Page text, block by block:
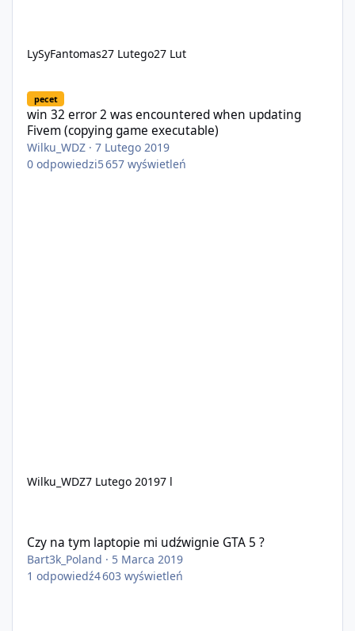
LySyFantomas27 Lutego27 Lut
pecet
win 32 error 2 was encountered when updating
Fivem (copying game executable)
Wilku_WDZ ·7 Lutego 2019
0 odpowiedzi5 657 wyświetleń
Wilku_WDZ7 Lutego 20197 l
Czy na tym laptopie mi udźwignie GTA 5 ?
Bart3k_Poland · 5 Marca 2019
1 odpowiedź4 603 wyświetleń